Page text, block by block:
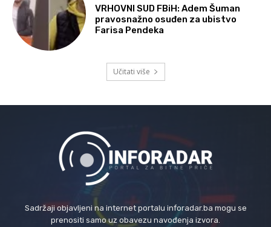
VRHOVNI SUD FBiH: Adem Šuman
pravosnažno osuđen za ubistvo
Farisa Pendeka
Učitati više
Sadržaji objavljeni na internet portalu inforadar.ba mogu se
prenositi samo uz obavezu navođenja izvora.